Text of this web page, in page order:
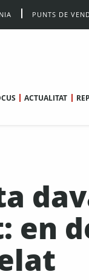
PUNTS DE
ACTUALITAT
en